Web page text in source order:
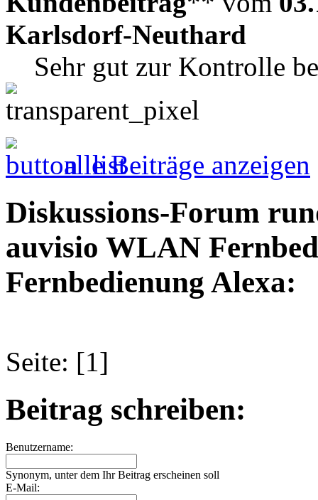
Karlsdorf-Neuthard
Sehr gut zur Kontrolle
alle Beiträge anzeigen
Diskussions-Forum
auvisio WLAN
Fernbedienung Alexa:
Seite: [1]
Beitrag schreiben:
Benutzername:
Synonym, unter dem Ihr Beitrag erscheinen soll
E-Mail: